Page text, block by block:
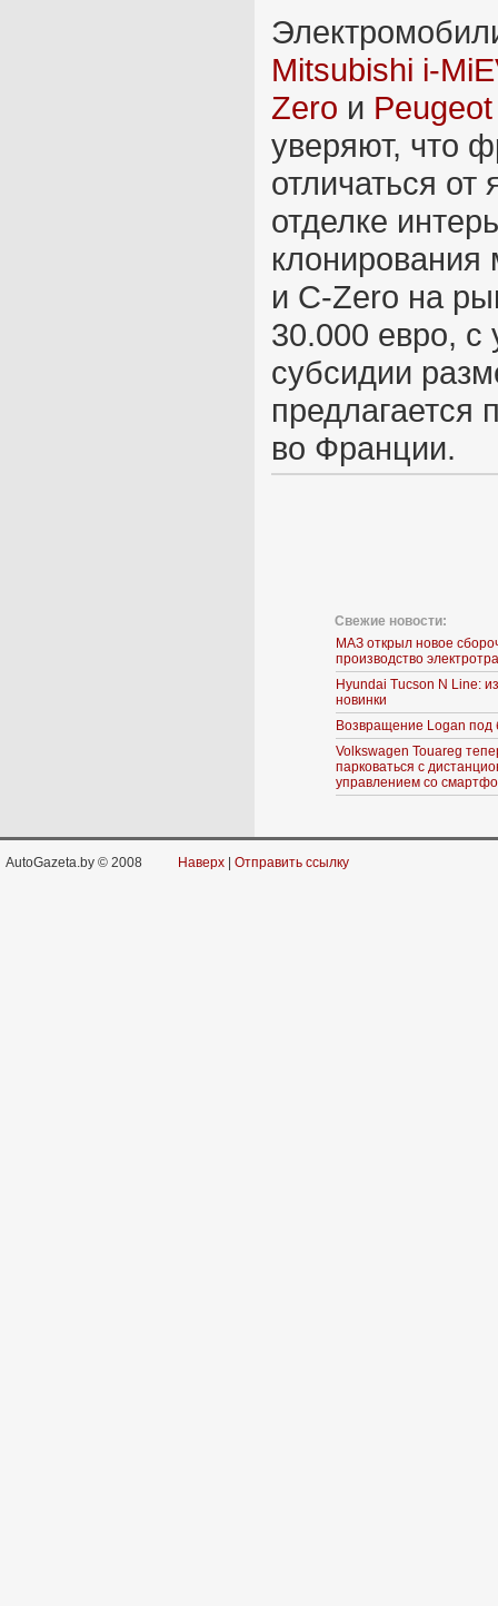
Mitsubishi i-
Zero и
уверяют, что
отличаться от
отделке
и C-Zero на
30.000 евро, с
субсидии
предлагается
во Франции.
Свежие новости:
МАЗ открыл новое
производство
Hyundai Tucson N Line:
новинки
Возвращение Logan под
Volkswagen Touareg
парковаться с
управлением со
AutoGazeta.by © 2008 Наверх Отправить ссылку